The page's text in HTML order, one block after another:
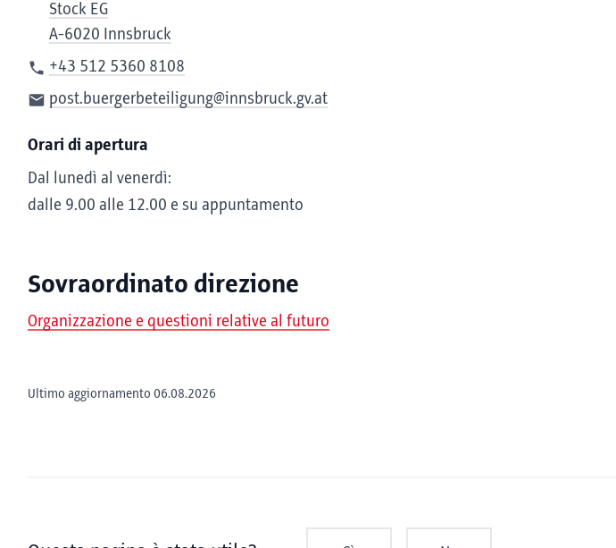
Stock EG
A-6020 Innsbruck
+43 512 5360 8108
post.buergerbeteiligung@innsbruck.gv.at
Orari di apertura
Dal lunedì al venerdì:
dalle 9.00 alle 12.00 e su appuntamento
Sovraordinato direzione
Organizzazione e questioni relative al futuro
Ultimo aggiornamento 06.08.2026